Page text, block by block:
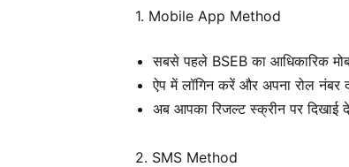
1. Mobile App Method
सबसे पहले BSEB का आधिकारिक
ऐप में लॉगिन करें और अपना रोल नंबर
अब आपका रिजल्ट स्क्रीन पर
2. SMS Method